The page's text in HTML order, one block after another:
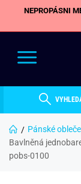
NEPROPÁSNI
Pánské
Bavlněná
pobs-0100